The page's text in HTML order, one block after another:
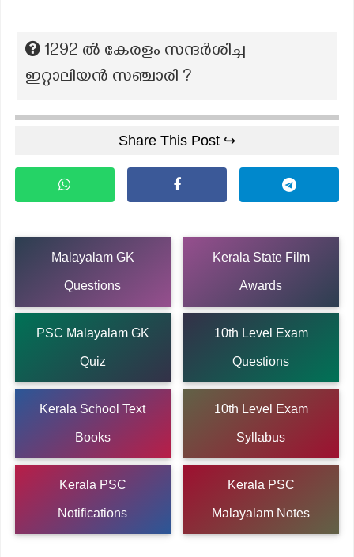
1292 ൽ കേരളം സന്ദർശിച്ച
ഇറ്റാലിയൻ സഞ്ചാരി ?
Share This Post ↪
Malayalam GK
Questions
Kerala State Film
Awards
PSC Malayalam GK
Quiz
10th Level Exam
Questions
Kerala School Text
Books
10th Level Exam
Syllabus
Kerala PSC
Notifications
Kerala PSC
Malayalam Notes